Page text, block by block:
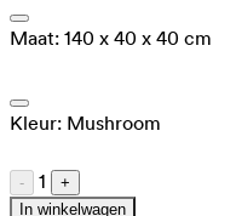
Maat: 140 x 40 x 40 cm
Kleur: Mushroom
- 1
+
In winkelwagen